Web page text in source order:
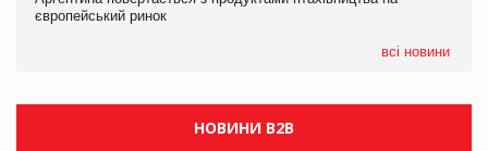
європейський ринок
всі новини
європейський ринок
європейський ринок
НОВИНИ B2B